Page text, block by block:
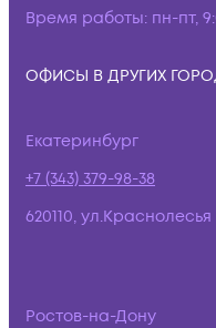
Время работы: пн-пт,
ОФИСЫ В ДРУГИХ
Екатеринбург
+7 (343) 379-98-38
620110,
Ростов-на-Дону